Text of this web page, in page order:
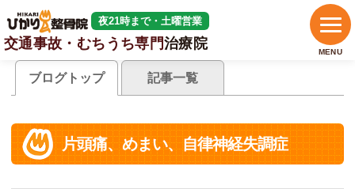
夜21時まで・土曜営業
交通事故・むちうち専門治療院
MENU
ブログトップ 記事一覧
片頭痛、めまい、自律神経失調症